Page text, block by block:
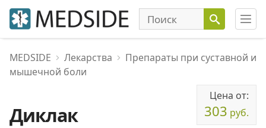
MEDSIDE Лекарства
Препараты при суставной и
мышечной боли
Диклак
Цена от:
303 руб.